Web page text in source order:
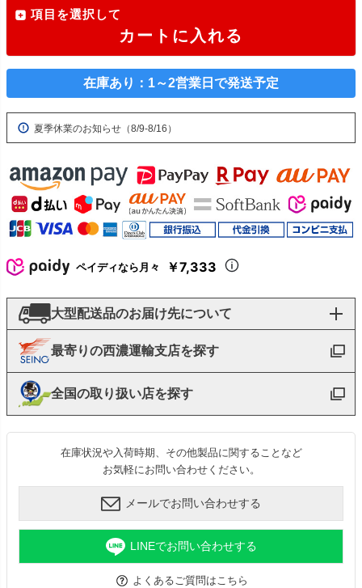
項目を選択して
カートに入れる
在庫あり：1～2営業日で発送予定
夏季休業のお知らせ（8/9-8/16）
ペイディなら月々 ￥7,333
大型配送品のお届け先について
最寄りの西濃運輸支店を探す
全国の取り扱い店を探す
在庫状況や入荷時期、その他製品に関することなど
お気軽にお問い合わせください。
メールでお問い合わせする
LINEでお問い合わせする
よくあるご質問はこちら